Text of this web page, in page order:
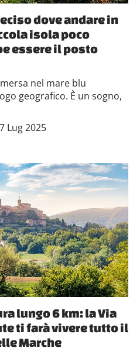
dove andare in
isola poco
essere il posto
nel mare blu
geografico. È un sogno,
Lug 2025
lungo 6 km: la Via
ti farà vivere tutto il
Marche